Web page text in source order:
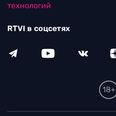
технологий
RTVI в соцсетях
18+